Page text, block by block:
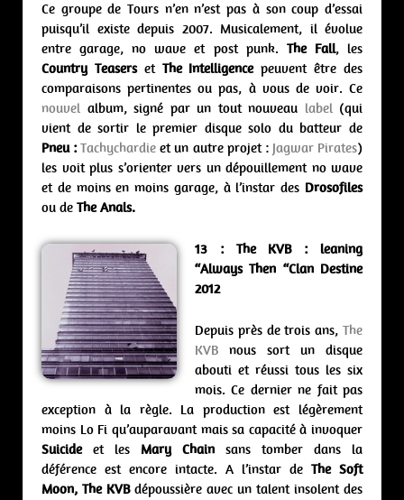
Ce groupe de Tours n’en n’est pas à son coup d’essai
puisqu’il existe depuis 2007. Musicalement, il évolue
entre garage, no wave et post punk. The Fall, les
Country Teaserset The Intelligencepeuvent être des
comparaisons pertinentes ou pas, à vous de voir. Ce
nouvel album, signé par un tout nouveau label(qui
vient de sortir le premier disque solo du batteur de
Pneu : Tachychardie et un autre projet : Jagwar Pirates)
les voit plus s’orienter vers un dépouillement no wave
et de moins en moins garage, à l’instar des Drosofiles
ou de The Anals.
13 : The KVB : leaning
“Always Then “Clan Destine
2012
Depuis près de trois ans, The
KVB nous sort un disque
abouti et réussi tous les six
mois. Ce dernier ne fait pas
exception à la règle. La production est légèrement
moins Lo Fi qu’auparavant mais sa capacité à invoquer
Suicideet les Mary Chain sans tomber dans la
déférence est encore intacte. A l’instar de The Soft
Moon, The KVBdépoussière avec un talent insolent des